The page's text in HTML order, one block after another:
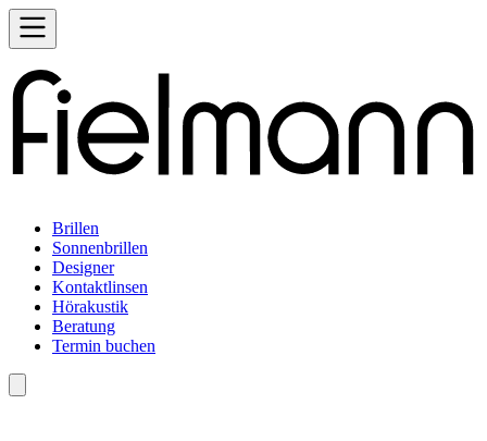
Brillen
Sonnenbrillen
Designer
Kontaktlinsen
Hörakustik
Beratung
Termin buchen